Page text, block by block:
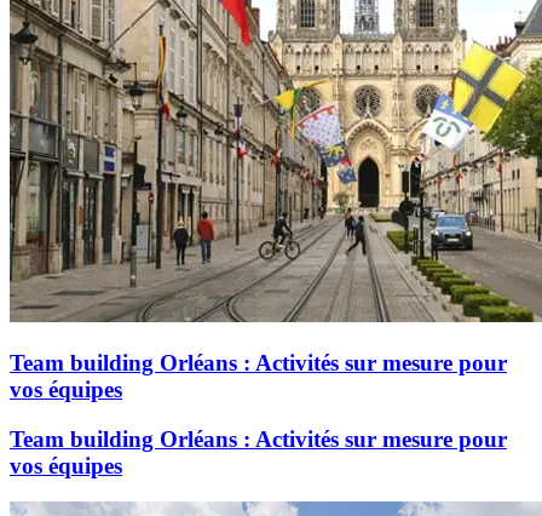
Team building Orléans : Activités sur mesure pour
vos équipes
Team building Orléans : Activités sur mesure pour
vos équipes